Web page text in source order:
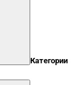
Категории